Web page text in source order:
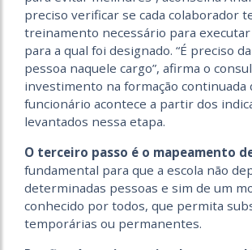
preciso verificar se cada colaborador
treinamento necessário para executar
para a qual foi designado. “É preciso
pessoa naquele cargo”, afirma o
investimento na formação continuada
funcionário acontece a partir dos
levantados nessa etapa.
O terceiro passo é o mapeamento
fundamental para que a escola não
determinadas pessoas e sim de um
conhecido por todos, que permita
temporárias ou permanentes.